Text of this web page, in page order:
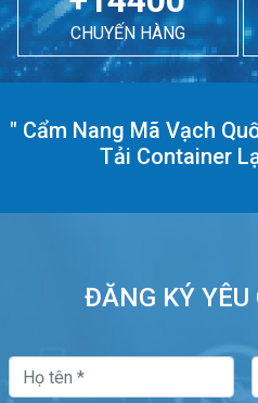
CHUYẾN HÀNG
" Cẩm Nang Mã Vạch
Tải Container
ĐĂNG KÝ YÊU